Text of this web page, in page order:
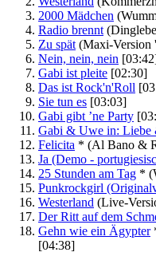
2000 Mädchen
Radio brennt
Zu spät (Maxi-Version
Nein, nein, nein
Gabi ist pleite [02:30]
Das ist Rock'n'Roll
Sie tun es [03:03]
Gabi gibt ’ne Party
Gabi & Uwe in: Liebe
Felicita * (Al Bano &
Ja (Demo -
25 Stunden am Tag *
Punkrockgirl
Westerland (Live-
Der Ritt auf dem
Gehn wie ein Ägypter
[04:38]